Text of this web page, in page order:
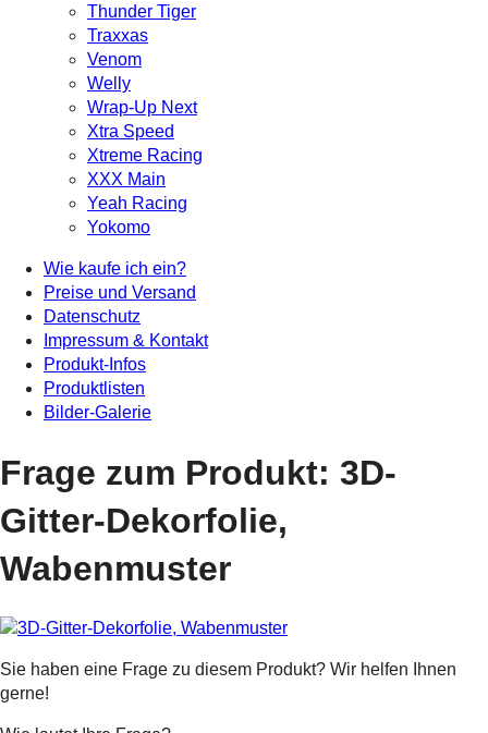
Thunder Tiger
Traxxas
Venom
Welly
Wrap-Up Next
Xtra Speed
Xtreme Racing
XXX Main
Yeah Racing
Yokomo
Wie kaufe ich ein?
Preise und Versand
Datenschutz
Impressum & Kontakt
Produkt-Infos
Produktlisten
Bilder-Galerie
Frage zum Produkt: 3D-
Gitter-Dekorfolie,
Wabenmuster
Sie haben eine Frage zu diesem Produkt? Wir helfen Ihnen
gerne!